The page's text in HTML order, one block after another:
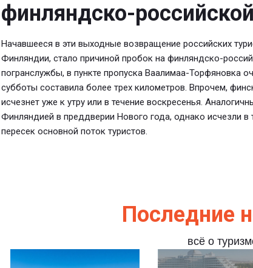
финляндско-
Начавшееся в эти выходные возвращение российских
Финляндии, стало причиной пробок на финляндско-
погранслужбы, в пункте пропуска Ваалимаа-Торфяновка
субботы составила более трех километров. Впрочем,
исчезнет уже к утру или в течение воскресенья.
Финляндией в преддверии Нового года, однако исчезли в
пересек основной поток туристов.
Последние
всё о